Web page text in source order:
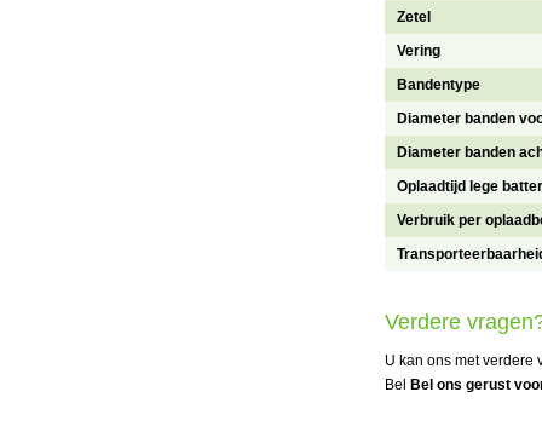
Zetel
Vering
Bandentype
Diameter banden
Diameter banden
Oplaadtijd lege
Verbruik per
Verdere
U kan ons met verdere
Bel
Bel ons gerust